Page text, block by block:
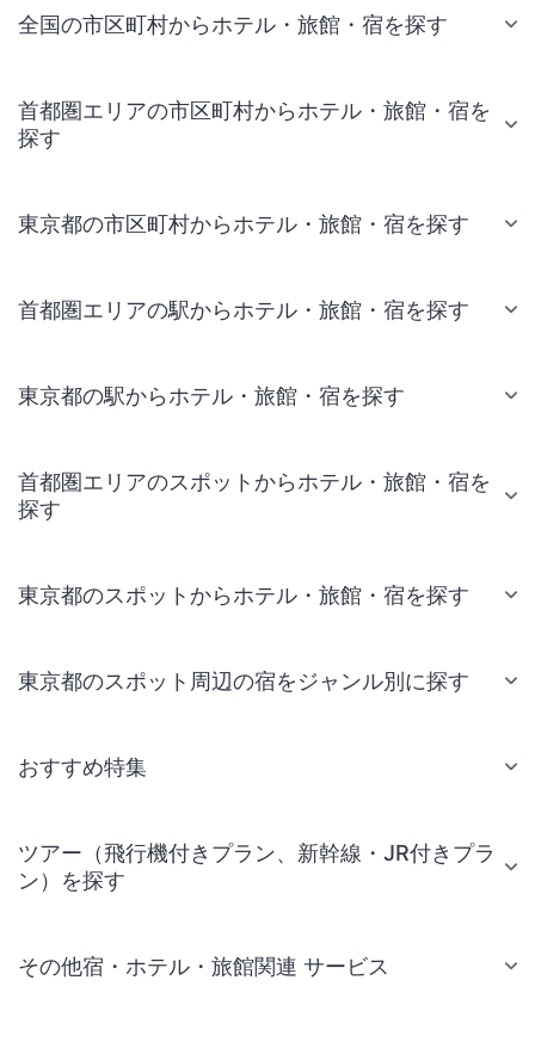
全国の市区町村からホテル・旅館・宿を探す
首都圏エリアの市区町村からホテル・旅館・宿を
探す
東京都の市区町村からホテル・旅館・宿を探す
首都圏エリアの駅からホテル・旅館・宿を探す
東京都の駅からホテル・旅館・宿を探す
首都圏エリアのスポットからホテル・旅館・宿を
探す
東京都のスポットからホテル・旅館・宿を探す
東京都のスポット周辺の宿をジャンル別に探す
おすすめ特集
ツアー（飛行機付きプラン、新幹線・JR付きプラ
ン）を探す
その他宿・ホテル・旅館関連 サービス